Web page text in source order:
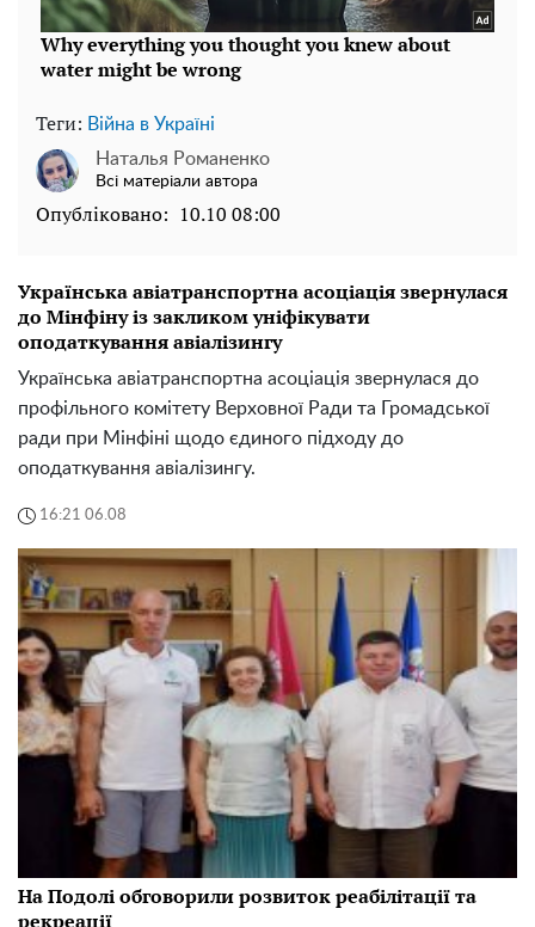
Теги: Війна в Україні
Наталья Романенко
Всі матеріали автора
Опубліковано: 10.10 08:00
Українська авіатранспортна асоціація звернулася
до Мінфіну із закликом уніфікувати
оподаткування авіалізингу
Українська авіатранспортна асоціація звернулася до
профільного комітету Верховної Ради та Громадської
ради при Мінфіні щодо єдиного підходу до
оподаткування авіалізингу.
16:21 06.08
На Подолі обговорили розвиток реабілітації та
рекреації